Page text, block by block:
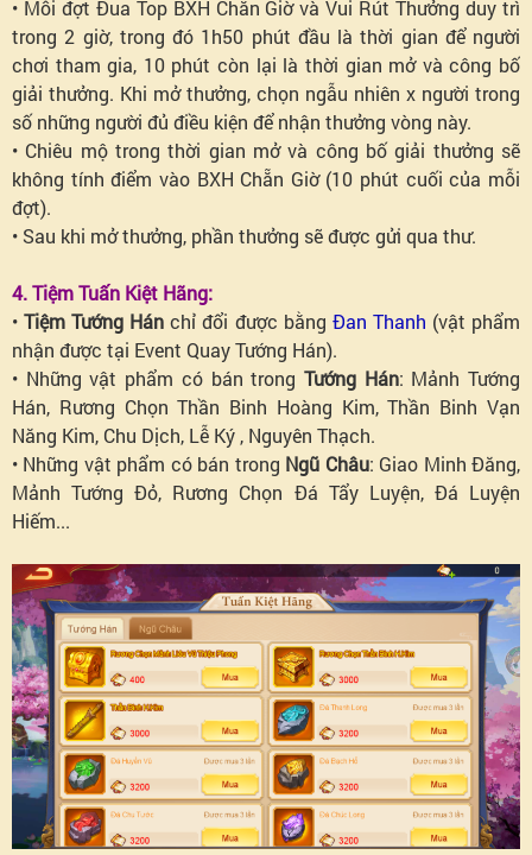
• Mỗi đợt Đua Top BXH Chẵn Giờ và Vui Rút Thưởng duy trì
trong 2 giờ, trong đó 1h50 phút đầu là thời gian để người
chơi tham gia, 10 phút còn lại là thời gian mở và công bố
giải thưởng. Khi mở thưởng, chọn ngẫu nhiên x người trong
số những người đủ điều kiện để nhận thưởng vòng này.
• Chiêu mộ trong thời gian mở và công bố giải thưởng sẽ
không tính điểm vào BXH Chẵn Giờ (10 phút cuối của mỗi
đợt).
• Sau khi mở thưởng, phần thưởng sẽ được gửi qua thư.
4. Tiệm Tuấn Kiệt Hãng:
•Tiệm Tướng Hán chỉ đổi được bằng Đan Thanh (vật phẩm
nhận được tại Event Quay Tướng Hán).
• Những vật phẩm có bán trong Tướng Hán: Mảnh Tướng
Hán, Rương Chọn Thần Binh Hoàng Kim, Thần Binh Vạn
Năng Kim, Chu Dịch, Lễ Ký , Nguyên Thạch.
• Những vật phẩm có bán trong Ngũ Châu: Giao Minh Đăng,
Mảnh Tướng Đỏ, Rương Chọn Đá Tẩy Luyện, Đá Luyện
Hiếm...